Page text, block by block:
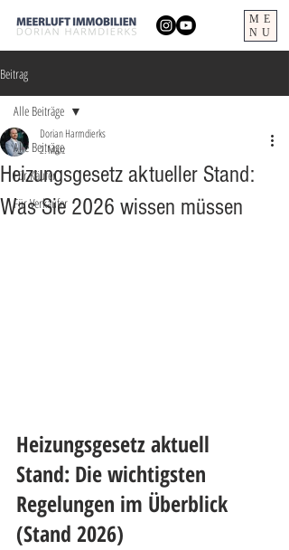
ME
NU
Beitrag
Alle Beiträge
Für Käufer
Für Verkäufer
Alle Beiträge
Heizungsgesetz aktueller Stand:
Was Sie 2026 wissen müssen
Dorian Harmdierks
2. März
Heizungsgesetz aktuell
Stand: Die wichtigsten
Regelungen im Überblick
(Stand 2026)